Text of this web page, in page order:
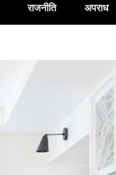
राजनीति अपराध